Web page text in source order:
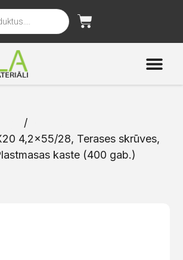
/
4,2×55/28, Terases skrūves,
kaste (400 gab.)